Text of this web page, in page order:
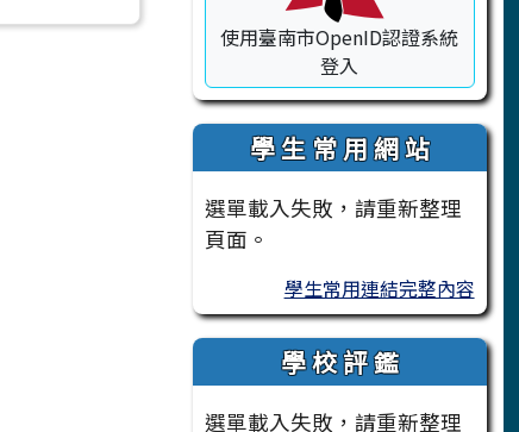
使用臺南市OpenID認證系統
登入
學 生 常 用 網 站
選單載入失敗，請重新整理
頁面。
學生常用連結完整內容
學 校 評 鑑
選單載入失敗，請重新整理